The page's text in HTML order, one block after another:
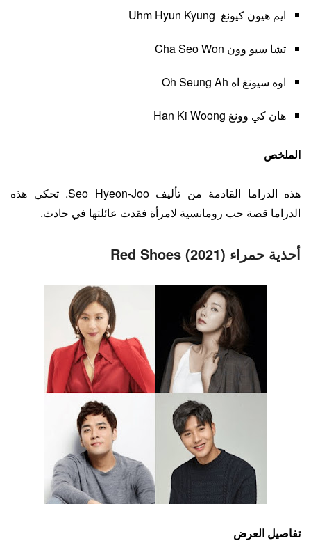
ايم هيون كيونغ Uhm Hyun Kyung
تشا سيو وون Cha Seo Won
اوه سيونغ اه Oh Seung Ah
هان كي وونغ Han Ki Woong
الملخص
هذه الدراما القادمة من تأليف Seo Hyeon-Joo. تحكي هذه
الدراما قصة حب رومانسية لامرأة فقدت عائلتها في حادث.
أحذية حمراء (2021) Red Shoes
تفاصيل العرض